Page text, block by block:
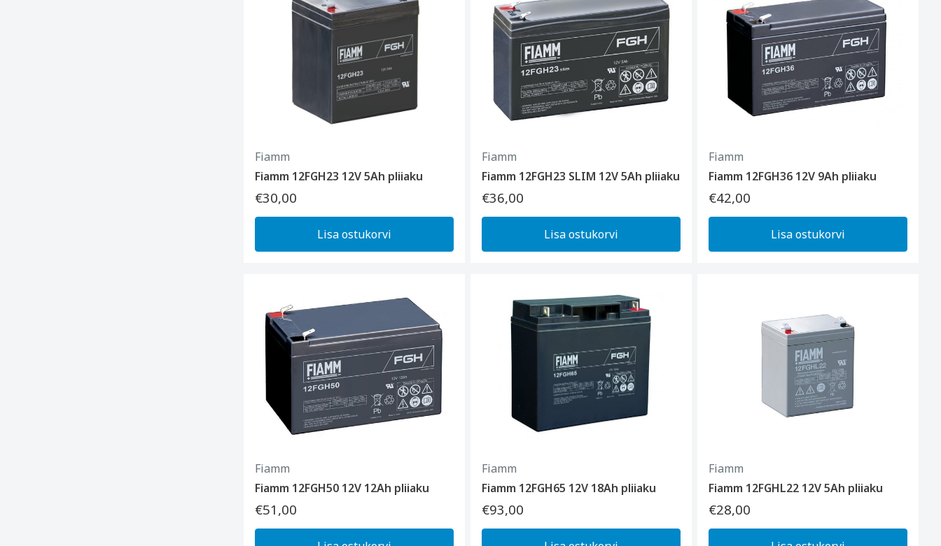
Fiamm
Fiamm 12FGH23 12V 5Ah pliiaku
€30,00
Lisa ostukorvi
Fiamm
Fiamm 12FGH23 SLIM 12V 5Ah pliiaku
€36,00
Lisa ostukorvi
Fiamm
Fiamm 12FGH36 12V 9Ah pliiaku
€42,00
Lisa ostukorvi
Fiamm
Fiamm 12FGH50 12V 12Ah pliiaku
€51,00
Fiamm
Fiamm 12FGH65 12V 18Ah pliiaku
€93,00
Fiamm
Fiamm 12FGHL22 12V 5Ah pliiaku
€28,00